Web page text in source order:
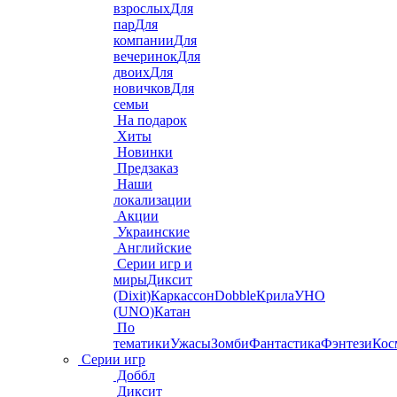
взрослыхДля
парДля
компанииДля
вечеринокДля
двоихДля
новичковДля
семьи
На подарок
Хиты
Новинки
Предзаказ
Наши
локализации
Акции
Украинские
Английские
Серии игр и
мирыДиксит
(Dixit)КаркассонDobbleКрилаУНО
(UNO)Катан
По
тематикиУжасыЗомбиФантастикаФэнтези
Серии игр
Доббл
Диксит